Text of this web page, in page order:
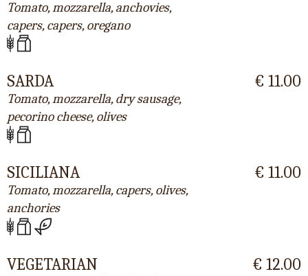
Tomato, mozzarella, anchovies,
capers, capers, oregano
SARDA
Tomato, mozzarella, dry sausage,
pecorino cheese, olives
€ 11.00
SICILIANA
Tomato, mozzarella, capers, olives,
anchories
€ 11.00
VEGETARIAN € 12.00